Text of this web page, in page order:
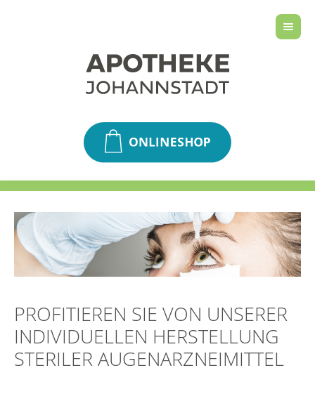
PROFITIEREN SIE VON UNSERER
INDIVIDUELLEN HERSTELLUNG
STERILER AUGENARZNEIMITTEL